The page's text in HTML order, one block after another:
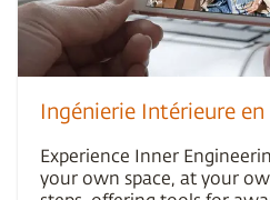
Ingénierie Intérieure en
Experience Inner
your own space, at your